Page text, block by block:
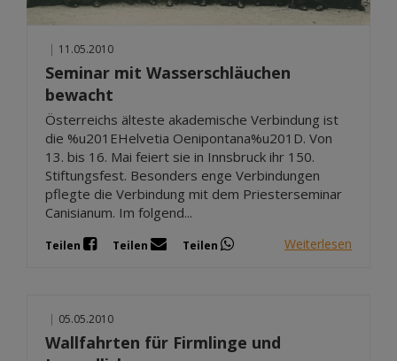
| 11.05.2010
Seminar mit Wasserschläuchen
bewacht
Österreichs älteste akademische Verbindung ist
die %u201EHelvetia Oenipontana%u201D. Von
13. bis 16. Mai feiert sie in Innsbruck ihr 150.
Stiftungsfest. Besonders enge Verbindungen
pflegte die Verbindung mit dem Priesterseminar
Canisianum. Im folgend...
Teilen Teilen Teilen Weiterlesen
| 05.05.2010
Wallfahrten für Firmlinge und